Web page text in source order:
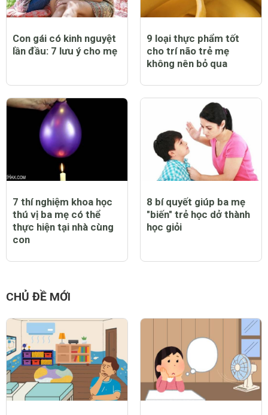
Con gái có kinh nguyệt
lần đầu: 7 lưu ý cho mẹ
9 loại thực phẩm tốt
cho trí não trẻ mẹ
không nên bỏ qua
7 thí nghiệm khoa học
thú vị ba mẹ có thể
thực hiện tại nhà cùng
con
8 bí quyết giúp ba mẹ
"biến" trẻ học dở thành
học giỏi
CHỦ ĐỀ MỚI